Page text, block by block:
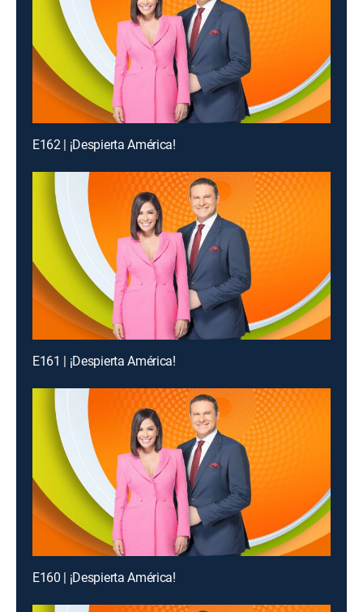
E162 | ¡Despierta América!
E161 | ¡Despierta América!
E160 | ¡Despierta América!